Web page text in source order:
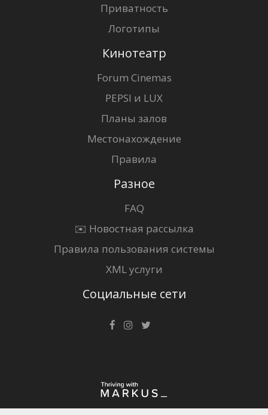
Приватность
Логотипы
Кинотеатр
Forum Cinemas
PEPSI и LUX
Планы залов
Местонахождение
Правила
Разное
FAQ
✉️ Новостная рассылка
Правила пользования системы
XML услуги
Социальные сети